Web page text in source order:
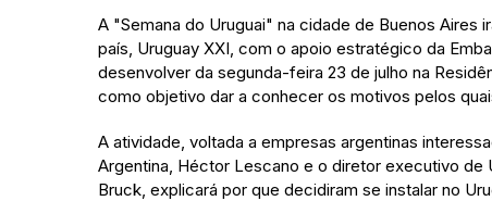
A "Semana do Uruguai" na cidade de Buenos
país, Uruguay XXI, com o apoio estratégico da
desenvolver da segunda-feira 23 de julho na
como objetivo dar a conhecer os motivos pelos
A atividade, voltada a empresas argentinas
Argentina, Héctor Lescano e o diretor executivo de
Bruck, explicará por que decidiram se instalar no